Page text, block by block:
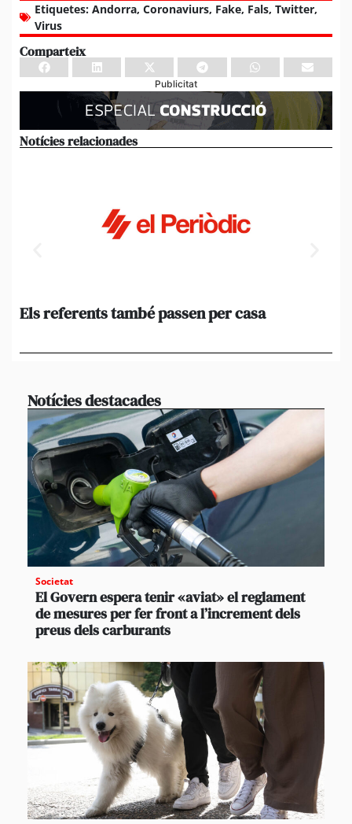
Etiquetes: Andorra, Coronaviurs, Fake, Fals, Twitter,
Virus
Comparteix
Publicitat
Notícies relacionades
Els referents també passen per casa
Notícies destacades
Societat
El Govern espera tenir «aviat» el reglament
de mesures per fer front a l’increment dels
preus dels carburants